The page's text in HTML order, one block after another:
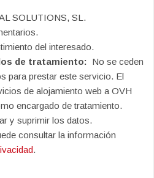
SOLUTIONS, SL.
del interesado.
de tratamiento: No se ceden
para prestar este servicio. El
de alojamiento web a OVH
encargado de tratamiento.
y suprimir los datos.
consultar la información
.